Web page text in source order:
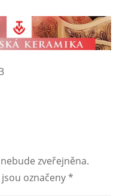
zveřejněna.
označeny*